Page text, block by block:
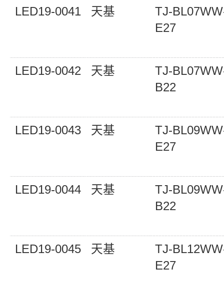
LED19-0041 天基
TJ-
E27
LED19-0042 天基
TJ-
B22
LED19-0043 天基
TJ-
E27
LED19-0044 天基
TJ-
B22
LED19-0045 天基
TJ-
E27